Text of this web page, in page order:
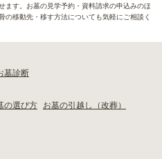
ます。お墓の見学予約・資料請求の申込みのほ
の移動先・移す方法についても気軽にご相談く
墓診断
の選び方
お墓の引越し（改葬）